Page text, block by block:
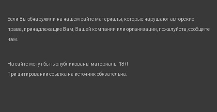
Если Вы обнаружили на нашем сайте материалы, которые нарушают авторские
права, принадлежащие Вам, Вашей компании или организации, пожалуйста, сообщите
нам.
На сайте могут быть опубликованы материалы 18+!
При цитировании ссылка на источник обязательна.